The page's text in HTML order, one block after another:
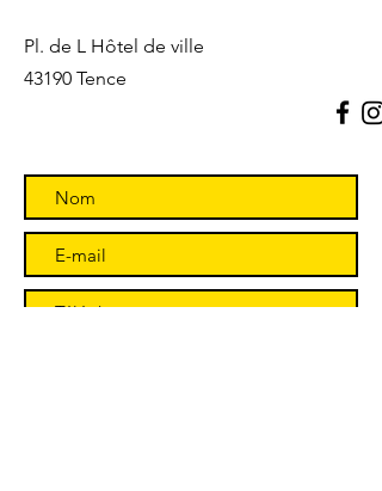
Pl. de L Hôtel de ville
43190 Tence